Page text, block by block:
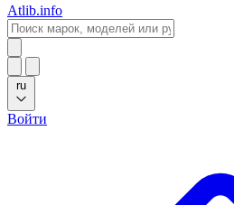
Atlib.info
ru
Войти